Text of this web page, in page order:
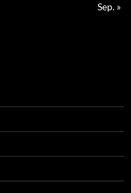
Sep. »